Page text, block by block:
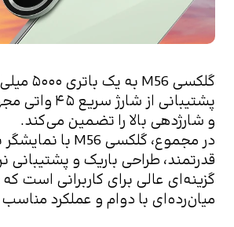
و شارژدهی بالا را تضمین می‌کند.
میان‌رده‌ای با دوام و عملکرد مناسب هستند.